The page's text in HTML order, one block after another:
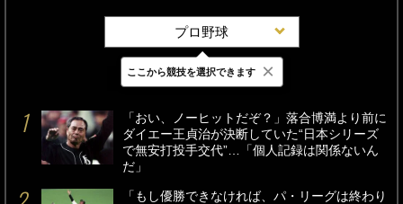
プロ野球
最新 24時間 週間
「おい、ノーヒットだぞ？」落合博満より前に
ダイエー王貞治が決断していた“日本シリーズ
で無安打投手交代”…「個人記録は関係ないん
だ」
「もし優勝できなければ、パ・リーグは終わり
ここから競技を選択できます ×